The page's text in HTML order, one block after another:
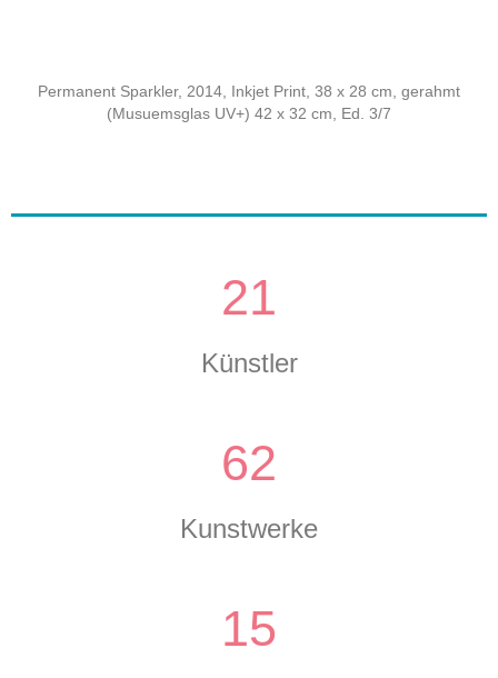
Permanent Sparkler, 2014, Inkjet Print, 38 x 28 cm, gerahmt
(Musuemsglas UV+) 42 x 32 cm, Ed. 3/7
21
Künstler
62
Kunstwerke
15